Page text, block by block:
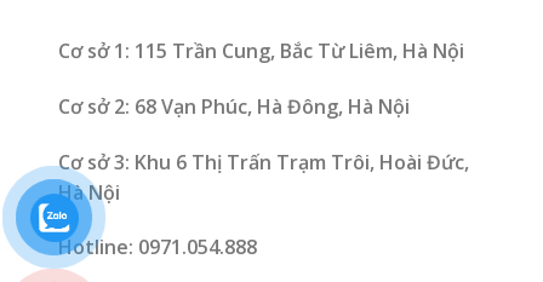
Cơ sở 1: 115 Trần Cung, Bắc Từ Liêm, Hà Nội
Cơ sở 2: 68 Vạn Phúc, Hà Đông, Hà Nội
Cơ sở 3: Khu 6 Thị Trấn Trạm Trôi, Hoài Đức,
Hà Nội
Hotline: 0971.054.888